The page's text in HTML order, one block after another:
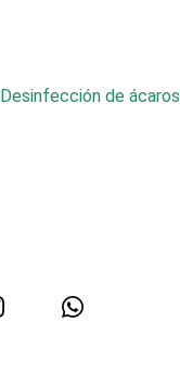
Desinfección de ácaros